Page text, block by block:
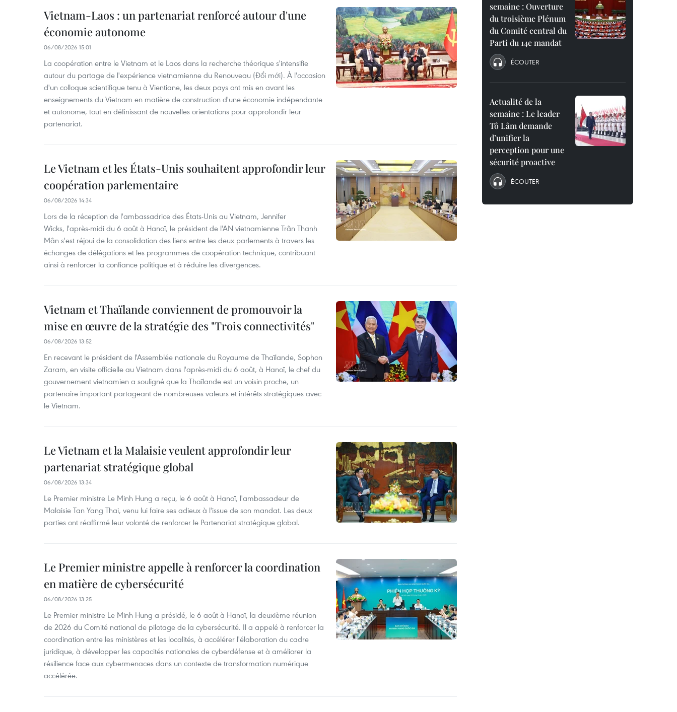
Vietnam-Laos : un partenariat renforcé autour d'une
économie autonome
06/08/2026 15:01
La coopération entre le Vietnam et le Laos dans la recherche théorique s'intensifie
autour du partage de l'expérience vietnamienne du Renouveau (Đổi mới). À l'occasion
d'un colloque scientifique tenu à Vientiane, les deux pays ont mis en avant les
enseignements du Vietnam en matière de construction d'une économie indépendante
et autonome, tout en définissant de nouvelles orientations pour approfondir leur
partenariat.
Le Vietnam et les États-Unis souhaitent approfondir leur
coopération parlementaire
06/08/2026 14:34
Lors de la réception de l'ambassadrice des États-Unis au Vietnam, Jennifer
Wicks, l'après-midi du 6 août à Hanoï, le président de l'AN vietnamienne Trân Thanh
Mân s'est réjoui de la consolidation des liens entre les deux parlements à travers les
échanges de délégations et les programmes de coopération technique, contribuant
ainsi à renforcer la confiance politique et à réduire les divergences.
Vietnam et Thaïlande conviennent de promouvoir la
mise en œuvre de la stratégie des "Trois connectivités"
06/08/2026 13:52
En recevant le président de l'Assemblée nationale du Royaume de Thaïlande, Sophon
Zaram, en visite officielle au Vietnam dans l'après-midi du 6 août, à Hanoï, le chef du
gouvernement vietnamien a souligné que la Thaïlande est un voisin proche, un
partenaire important partageant de nombreuses valeurs et intérêts stratégiques avec
le Vietnam.
Le Vietnam et la Malaisie veulent approfondir leur
partenariat stratégique global
06/08/2026 13:34
Le Premier ministre Le Minh Hung a reçu, le 6 août à Hanoï, l'ambassadeur de
Malaisie Tan Yang Thai, venu lui faire ses adieux à l'issue de son mandat. Les deux
parties ont réaffirmé leur volonté de renforcer le Partenariat stratégique global.
Le Premier ministre appelle à renforcer la coordination
en matière de cybersécurité
06/08/2026 13:25
Le Premier ministre Le Minh Hung a présidé, le 6 août à Hanoï, la deuxième réunion
de 2026 du Comité national de pilotage de la cybersécurité. Il a appelé à renforcer la
coordination entre les ministères et les localités, à accélérer l'élaboration du cadre
juridique, à développer les capacités nationales de cyberdéfense et à améliorer la
résilience face aux cybermenaces dans un contexte de transformation numérique
accélérée.
semaine : Ouverture
du troisième Plénum
du Comité central du
Parti du 14e mandat
ÉCOUTER
Actualité de la
semaine : Le leader
Tô Lâm demande
d’unifier la
perception pour une
sécurité proactive
ÉCOUTER